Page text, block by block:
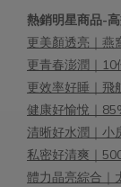
熱銷明星商品-
更美顏透亮｜燕
更青春澎潤｜10
更效率好睡｜飛
健康好愉悅｜
清晰好水潤｜小
私密好清爽｜
體力晶亮綜合｜